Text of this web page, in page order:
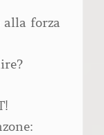
alla forza